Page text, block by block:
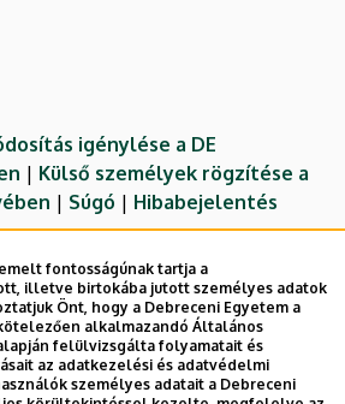
igénylése a DE
| Külső személyek rögzítése a
| Súgó | Hibabejelentés
fontosságúnak tartja a
illetve birtokába jutott személyes adatok
Önt, hogy a Debreceni Egyetem a
kötelezően alkalmazandó Általános
felülvizsgálta folyamatait és
az adatkezelési és adatvédelmi
személyes adatait a Debreceni